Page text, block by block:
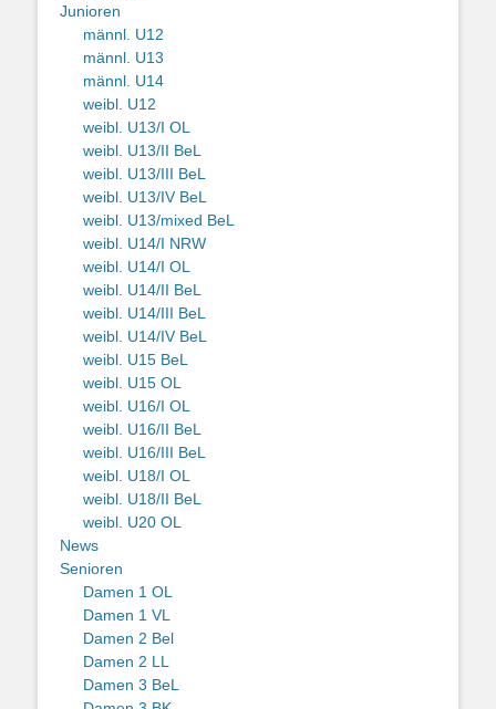
Junioren
männl. U12
männl. U13
männl. U14
weibl. U12
weibl. U13/I OL
weibl. U13/II BeL
weibl. U13/III BeL
weibl. U13/IV BeL
weibl. U13/mixed BeL
weibl. U14/I NRW
weibl. U14/I OL
weibl. U14/II BeL
weibl. U14/III BeL
weibl. U14/IV BeL
weibl. U15 BeL
weibl. U15 OL
weibl. U16/I OL
weibl. U16/II BeL
weibl. U16/III BeL
weibl. U18/I OL
weibl. U18/II BeL
weibl. U20 OL
News
Senioren
Damen 1 OL
Damen 1 VL
Damen 2 Bel
Damen 2 LL
Damen 3 BeL